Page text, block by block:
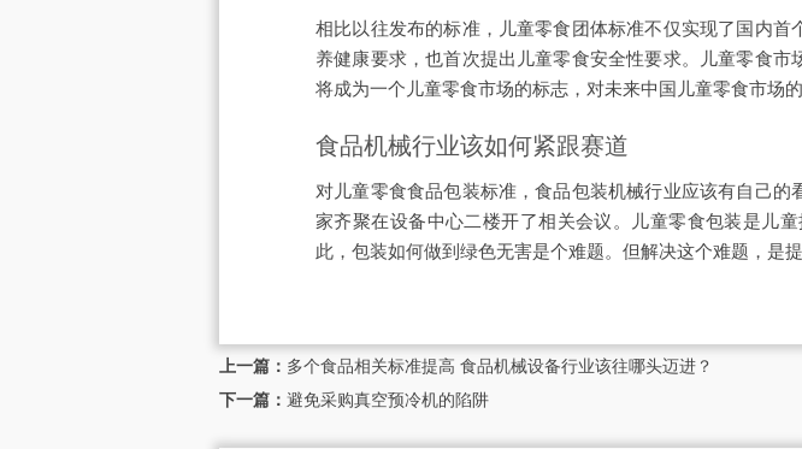
相比以往发布的标准，儿童零食团体标准不仅实现了国内
养健康要求，也首次提出儿童零食安全性要求。儿童零食
将成为一个儿童零食市场的标志，对未来中国儿童零食市场
食品机械行业该如何紧跟赛道
对儿童零食食品包装标准，食品包装机械行业应该有自己
家齐聚在设备中心二楼开了相关会议。儿童零食包装是儿
此，包装如何做到绿色无害是个难题。但解决这个难题，是
上一篇： 多个食品相关标准提高 食品机械设备行业该往哪头迈进？
下一篇： 避免采购真空预冷机的陷阱